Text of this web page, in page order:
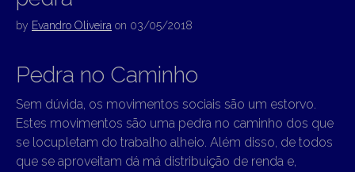
by Evandro Oliveira on 03/05/2018
Pedra no Caminho
Sem dúvida, os movimentos sociais são um estorvo.
Estes movimentos são uma pedra no caminho dos que
se locupletam do trabalho alheio. Além disso, de todos
que se aproveitam dá má distribuição de renda e,